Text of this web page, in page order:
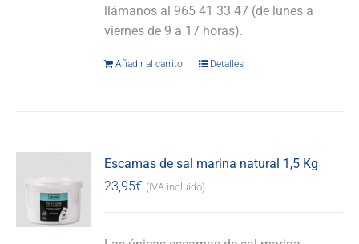
llámanos al 965 41 33 47 (de lunes a
viernes de 9 a 17 horas).
Añadir al carrito Detalles
Escamas de sal marina natural 1,5 Kg
23,95€ (IVA incluido)